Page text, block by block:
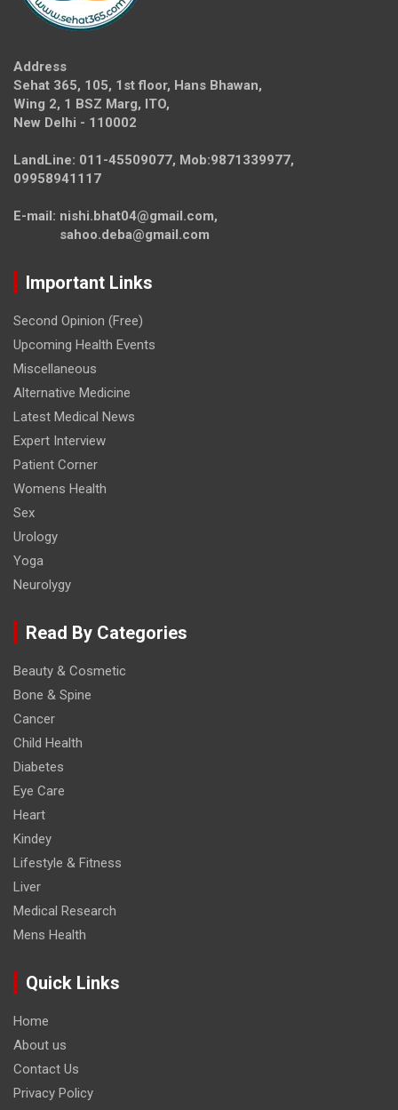
Address
Sehat 365, 105, 1st floor, Hans Bhawan,
Wing 2, 1 BSZ Marg, ITO,
New Delhi - 110002
LandLine: 011-45509077, Mob:9871339977,
09958941117
E-mail: nishi.bhat04@gmail.com,
sahoo.deba@gmail.com
Important Links
Second Opinion (Free)
Upcoming Health Events
Miscellaneous
Alternative Medicine
Latest Medical News
Expert Interview
Patient Corner
Womens Health
Sex
Urology
Yoga
Neurolygy
Read By Categories
Beauty & Cosmetic
Bone & Spine
Cancer
Child Health
Diabetes
Eye Care
Heart
Kindey
Lifestyle & Fitness
Liver
Medical Research
Mens Health
Quick Links
Home
About us
Contact Us
Privacy Policy